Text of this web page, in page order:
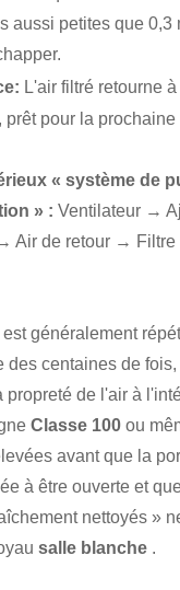
aussi petites que 0,3
L'air filtré retourne à
, prêt pour la
« système de
» : Ventilateur →
Air de retour → Filtre
généralement
des centaines de fois,
propreté de l'air à
Classe 100 ou
avant que la
à être ouverte et
nettoyés »
salle blanche .